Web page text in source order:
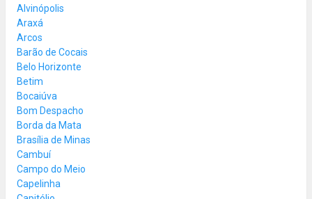
Alvinópolis
Araxá
Arcos
Barão de Cocais
Belo Horizonte
Betim
Bocaiúva
Bom Despacho
Borda da Mata
Brasília de Minas
Cambuí
Campo do Meio
Capelinha